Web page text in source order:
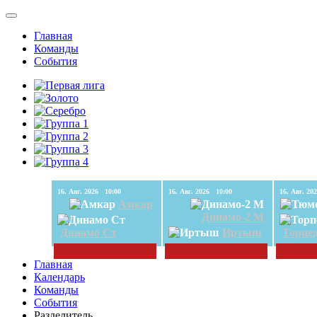
Главная
Команды
События
16. Авг. 2026 10:00
Амкар
Динамо Ст
16. Авг. 2026 10:00
Динамо-2 М
Иртыш
Главная
Календарь
Команды
События